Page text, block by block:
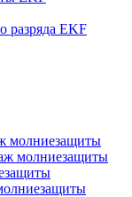
разряда EKF
молниезащиты
молниезащиты